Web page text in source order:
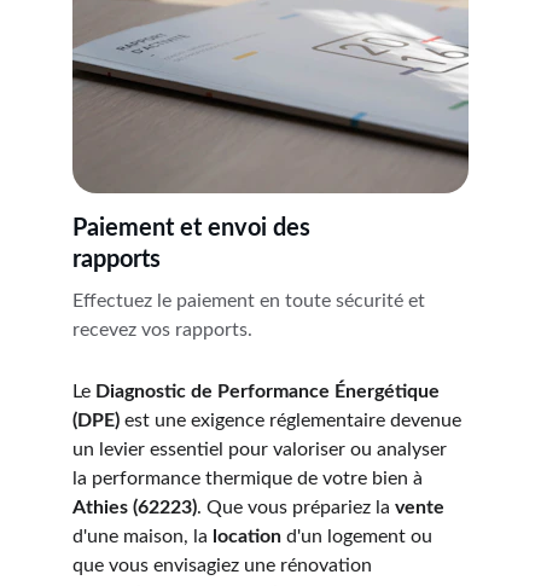
Paiement et envoi des
rapports
Effectuez le paiement en toute sécurité et
recevez vos rapports.
Le Diagnostic de Performance Énergétique
(DPE) est une exigence réglementaire devenue
un levier essentiel pour valoriser ou analyser
la performance thermique de votre bien à
Athies (62223). Que vous prépariez la vente
d'une maison, la location d'un logement ou
que vous envisagiez une rénovation